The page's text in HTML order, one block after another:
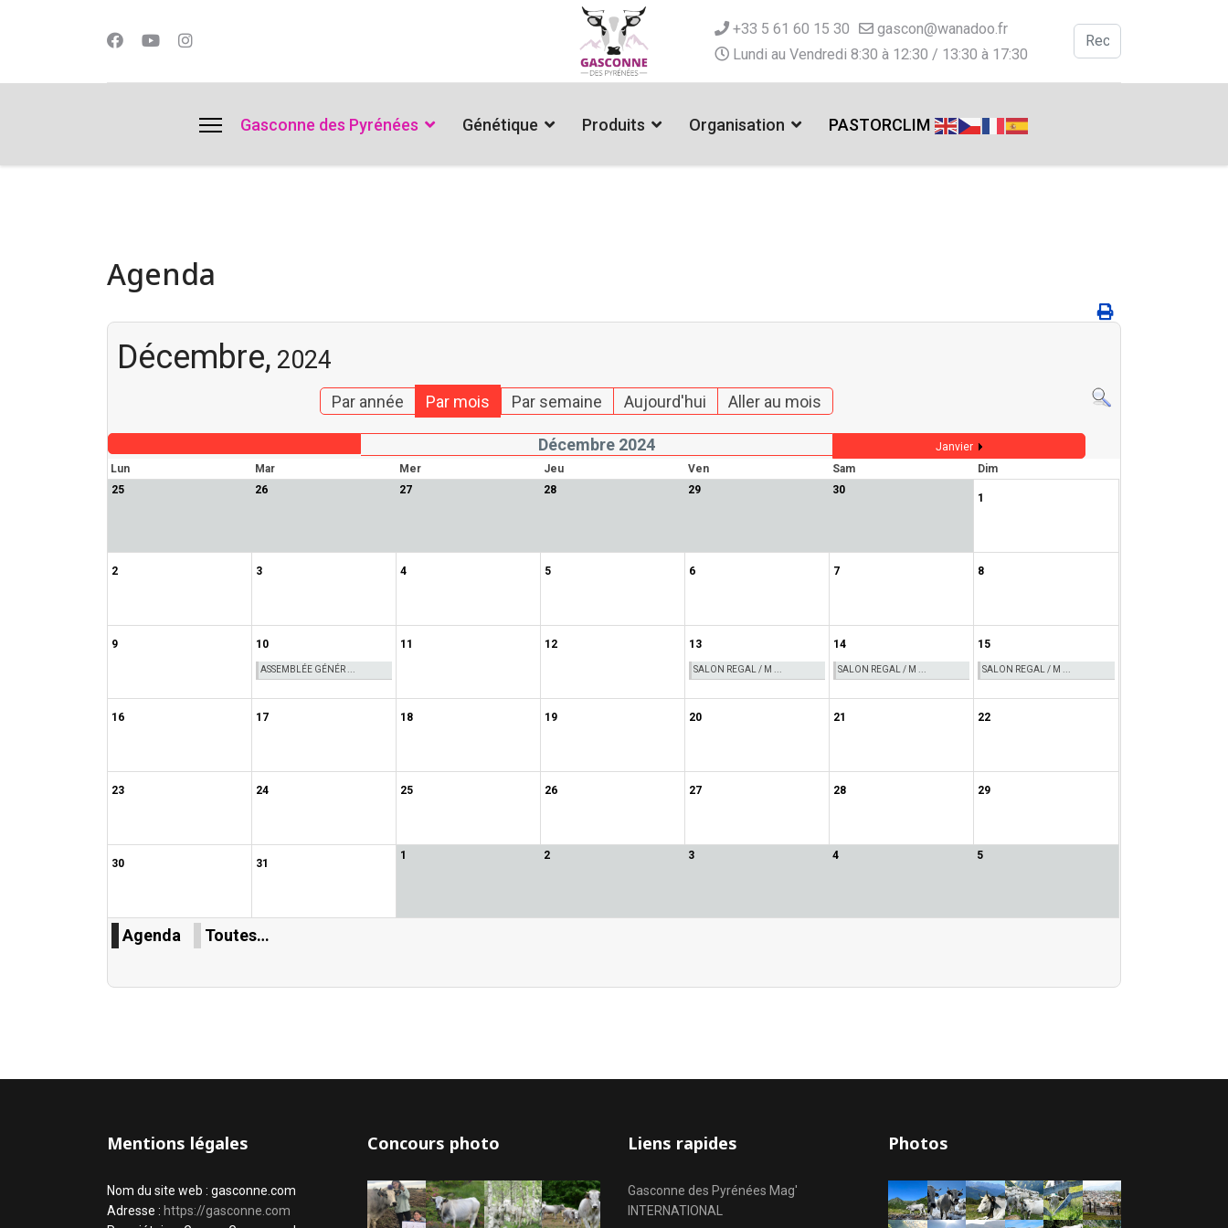
+33 5 61 60 15 30
gascon@wanadoo.fr
Lundi au Vendredi 8:30 à 12:30 / 13:30 à 17:30
Valider
Gasconne des Pyrénées Génétique Produits Organisation PASTORCLIM
Agenda
Décembre, 2024
Par année Par mois Par semaine Aujourd'hui Aller au mois
Décembre 2024
Janvier
Lun
Mar Mer Jeu Ven Sam
Dim
25
26 27 28 29 30
1
2 3 4 5 6 7 8
9 10
ASSEMBLÉE GÉNÉR ...
11 12 13
SALON REGAL / M ...
14
SALON REGAL / M ...
15
SALON REGAL / M ...
16 17 18 19 20 21 22
23 24 25 26 27 28 29
30 31
1 2 3 4 5
Agenda Toutes…
Mentions légales
Nom du site web : gasconne.com
Adresse : https://gasconne.com
Concours photo Liens rapides
Gasconne des Pyrénées Mag'
INTERNATIONAL
Photos